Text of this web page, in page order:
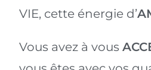
VIE, cette énergie d’
Vous avez à vous